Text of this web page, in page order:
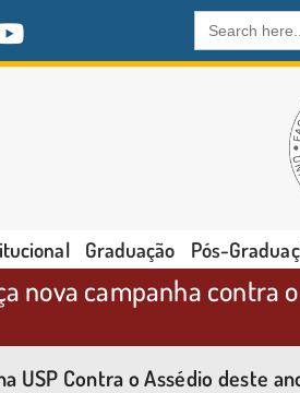
Search
for:
Graduação Pós-
nova campanha contra
USP Contra o Assédio deste